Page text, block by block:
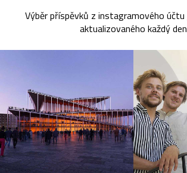
Výběr příspěvků z instagramového účtu
aktualizovaného každý den